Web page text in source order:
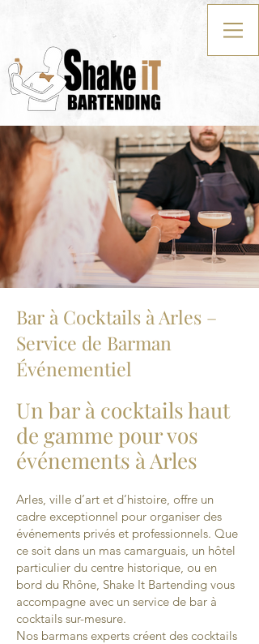
Bar à Cocktails à Arles –
Service de Barman
Événementiel
Un bar à cocktails haut
de gamme pour vos
événements à Arles
Arles, ville d’art et d’histoire, offre un
cadre exceptionnel pour organiser des
événements privés et professionnels. Que
ce soit dans un mas camarguais, un hôtel
particulier du centre historique, ou en
bord du Rhône, Shake It Bartending vous
accompagne avec un service de bar à
cocktails sur-mesure.
Nos barmans experts créent des cocktails